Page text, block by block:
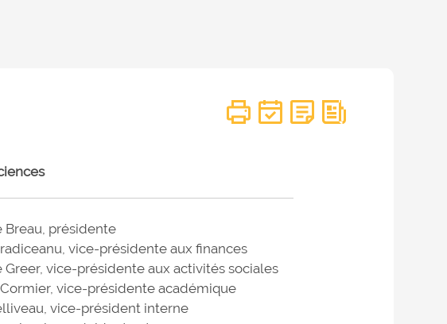
Breau, présidente
vice-présidente aux finances
Greer, vice-présidente aux activités sociales
vice-présidente académique
vice-président interne